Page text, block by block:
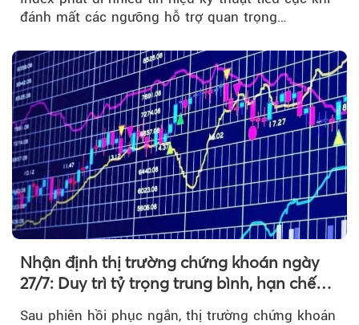
đánh mất các ngưỡng hỗ trợ quan trọng…
Nhận định thị trường chứng khoán ngày
27/7: Duy trì tỷ trọng trung bình, hạn chế
Sau phiên hồi phục ngắn, thị trường chứng khoán